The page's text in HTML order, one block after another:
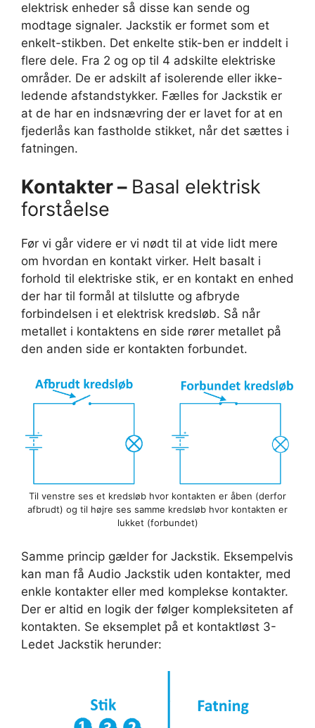
elektrisk enheder så disse kan sende og
modtage signaler. Jackstik er formet som et
enkelt-stikben. Det enkelte stik-ben er inddelt i
flere dele. Fra 2 og op til 4 adskilte elektriske
områder. De er adskilt af isolerende eller ikke-
ledende afstandstykker. Fælles for Jackstik er
at de har en indsnævring der er lavet for at en
fjederlås kan fastholde stikket, når det sættes i
fatningen.
Kontakter – Basal elektrisk
forståelse
Før vi går videre er vi nødt til at vide lidt mere
om hvordan en kontakt virker. Helt basalt i
forhold til elektriske stik, er en kontakt en enhed
der har til formål at tilslutte og afbryde
forbindelsen i et elektrisk kredsløb. Så når
metallet i kontaktens en side rører metallet på
den anden side er kontakten forbundet.
Til venstre ses et kredsløb hvor kontakten er åben (derfor
afbrudt) og til højre ses samme kredsløb hvor kontakten er
lukket (forbundet)
Samme princip gælder for Jackstik. Eksempelvis
kan man få Audio Jackstik uden kontakter, med
enkle kontakter eller med komplekse kontakter.
Der er altid en logik der følger kompleksiteten af
kontakten. Se eksemplet på et kontaktløst 3-
Ledet Jackstik herunder: